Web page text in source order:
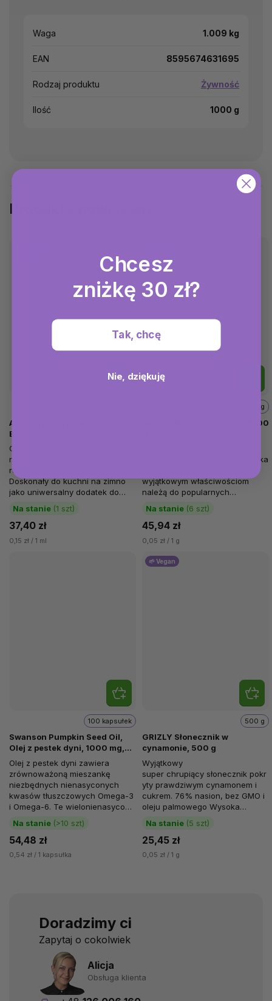
Waga 1.009 kg
EAN 8595674631695
Rodzaj produktu Żywność
Ilość 1000 g
Produkty powiązane
Allnature Olej z pestek dyni
BIO, 250 ml
Na stanie (1 szt)
37,40 zł
0,15 zł / 1 ml
Olej z pestek dyni tłoczony z
nasion pochodzących z
rolnictwa ekologicznego.
Doskonały do kuchni na zimno
jako uniwersalny dodatek do
sałatek warzywnych, past,
dressingów,...
GRIZLY Nasiona chia BIO, 1000
Na stanie (6 szt)
1000 g
45,94 zł
0,05 zł / 1 g
BIO są naturalnym źródłem białka
wyjątkowym właściwościom
należą do popularnych
superfoods. Nasiona szałwii
hiszpańskiej...
Swanson Pumpkin Seed Oil,
Olej z pestek dyni, 1000 mg,
100 kapsułek softgel
Na stanie (>10 szt)
100 kapsułek
54,48 zł
0,54 zł / 1 kapsułka
Olej z pestek dyni zawiera
zrównoważoną mieszankę
niezbędnych nienasyconych
kwasów tłuszczowych Omega-3
i Omega-6. Te wielonienasycone
kwasy tłuszczowe odgrywają
wiele ważnych...
🌱 Vegan
GRIZLY Słonecznik w
cynamonie, 500 g
Na stanie (5 szt)
500 g
25,45 zł
0,05 zł / 1 g
Wyjątkowy
super chrupiący słonecznik pokr
yty prawdziwym cynamonem i
cukrem. 76% nasion, bez GMO i
oleju palmowego Wysoka
zawartość białka i...
Doradzimy ci
Zapytaj o cokolwiek
Alicja
Obsługa klienta
Chcesz
zniżkę 30 zł?
Tak, chcę
Nie, dziękuję